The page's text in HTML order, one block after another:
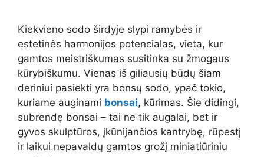
Kiekvieno sodo širdyje slypi ramybės ir
estetinės harmonijos potencialas, vieta, kur
gamtos meistriškumas susitinka su žmogaus
kūrybiškumu. Vienas iš giliausių būdų šiam
deriniui pasiekti yra bonsų sodo, ypač tokio,
kuriame auginami bonsai, kūrimas. Šie didingi,
subrendę bonsai – tai ne tik augalai, bet ir
gyvos skulptūros, įkūnijančios kantrybę, rūpestį
ir laikui nepavaldų gamtos grožį miniatiūriniu